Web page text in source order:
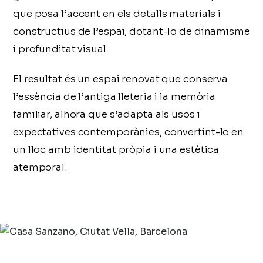
que posa l’accent en els detalls materials i
constructius de l’espai, dotant-lo de dinamisme
i profunditat visual.
El resultat és un espai renovat que conserva
l’essència de l’antiga lleteria i la memòria
familiar, alhora que s’adapta als usos i
expectatives contemporànies, convertint-lo en
un lloc amb identitat pròpia i una estètica
atemporal.